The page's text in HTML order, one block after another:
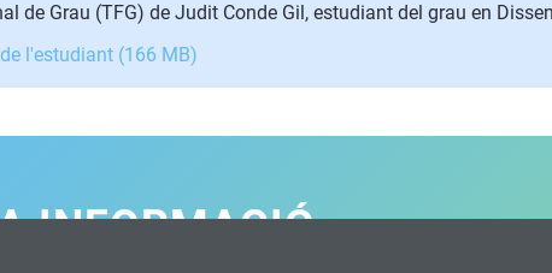
de Grau (TFG) de Judit Conde Gil, estudiant del grau en
l'estudiant (166 MB)
INFORMACIÓ